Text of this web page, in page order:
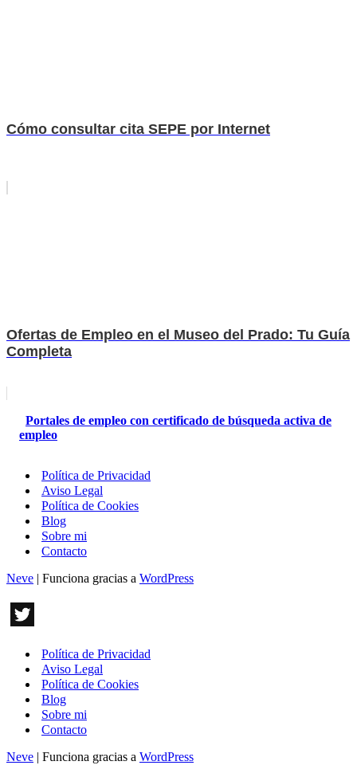
Cómo consultar cita SEPE por Internet
Ofertas de Empleo en el Museo del Prado: Tu Guía
Completa
Portales de empleo con certificado de búsqueda activa de
empleo
Política de Privacidad
Aviso Legal
Política de Cookies
Blog
Sobre mi
Contacto
Neve | Funciona gracias a WordPress
Política de Privacidad
Aviso Legal
Política de Cookies
Blog
Sobre mi
Contacto
Neve | Funciona gracias a WordPress